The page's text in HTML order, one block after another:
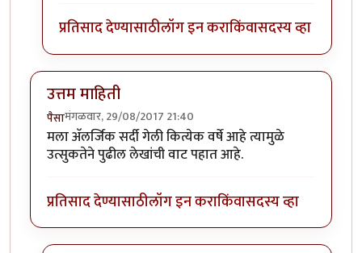
प्रतिसाद देण्यासाठीलॉग इन कराकिंवासदस्य व्हा
उत्तम माहिती
पैसामंगळवार, 29/08/2017 21:40
मला अ‍ॅलर्जिक सर्दी गेली कित्येक वर्षे आहे त्यामुळे
उत्सुकतेने पुढील लेखांची वाट पहात आहे.
प्रतिसाद देण्यासाठीलॉग इन कराकिंवासदस्य व्हा